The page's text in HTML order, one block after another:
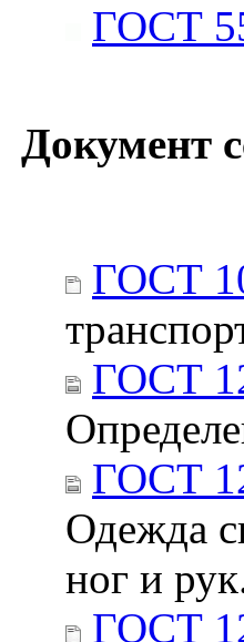
ГОСТ
Документ
ГОСТ
ГОСТ
ГОСТ
Одежда
ног и
ГОСТ